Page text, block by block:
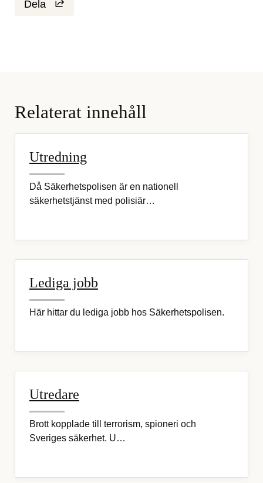
Dela
Relaterat innehåll
Utredning
Då Säkerhetspolisen är en nationell
säkerhetstjänst med polisiär…
Lediga jobb
Här hittar du lediga jobb hos Säkerhetspolisen.
Utredare
Brott kopplade till terrorism, spioneri och
Sveriges säkerhet. U…